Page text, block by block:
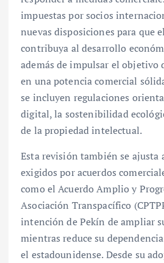
impuestas por socios
nuevas disposiciones para que
contribuya al desarrollo
además de impulsar el objetivo
en una potencia comercial
se incluyen regulaciones
digital, la sostenibilidad
de la propiedad intelectual.
Esta revisión también se ajusta
exigidos por acuerdos
como el Acuerdo Amplio y
Asociación Transpacífico
intención de Pekín de ampliar
mientras reduce su
el estadounidense. Desde su